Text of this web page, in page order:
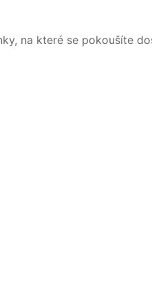
na které se pokoušíte